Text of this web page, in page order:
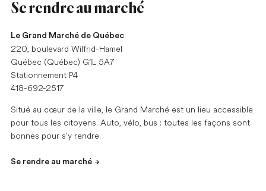
Se rendre au marché
Le Grand Marché de Québec
220, boulevard Wilfrid-Hamel
Québec (Québec) G1L 5A7
Stationnement P4
418-692-2517
Situé au cœur de la ville, le Grand Marché est un lieu accessible
pour tous les citoyens. Auto, vélo, bus : toutes les façons sont
bonnes pour s'y rendre.
Se rendre au marché